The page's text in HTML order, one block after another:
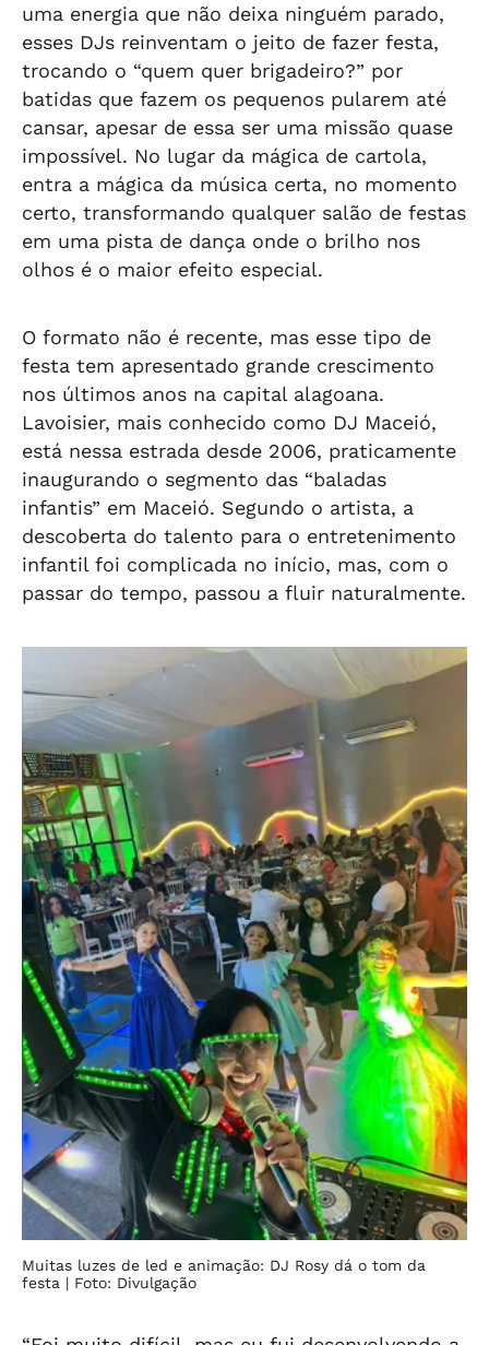
uma energia que não deixa ninguém parado,
esses DJs reinventam o jeito de fazer festa,
trocando o “quem quer brigadeiro?” por
batidas que fazem os pequenos pularem até
cansar, apesar de essa ser uma missão quase
impossível. No lugar da mágica de cartola,
entra a mágica da música certa, no momento
certo, transformando qualquer salão de festas
em uma pista de dança onde o brilho nos
olhos é o maior efeito especial.
O formato não é recente, mas esse tipo de
festa tem apresentado grande crescimento
nos últimos anos na capital alagoana.
Lavoisier, mais conhecido como DJ Maceió,
está nessa estrada desde 2006, praticamente
inaugurando o segmento das “baladas
infantis” em Maceió. Segundo o artista, a
descoberta do talento para o entretenimento
infantil foi complicada no início, mas, com o
passar do tempo, passou a fluir naturalmente.
Muitas luzes de led e animação: DJ Rosy dá o tom da
festa | Foto: Divulgação